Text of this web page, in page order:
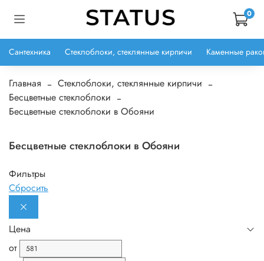
0
Сантехника Стеклоблоки, стеклянные кирпичи Каменные
Главная
Стеклоблоки, стеклянные кирпичи
Бесцветные стеклоблоки
Бесцветные стеклоблоки в Обояни
Бесцветные стеклоблоки в Обояни
Фильтры
Сбросить
Цена
от